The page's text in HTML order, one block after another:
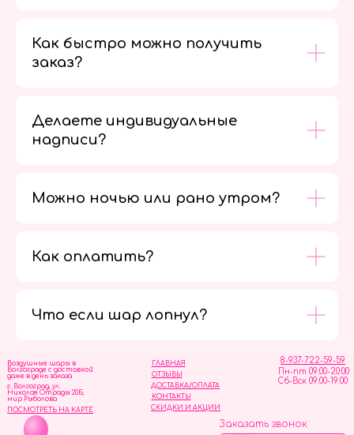
Как быстро можно получить
заказ?
Делаете индивидуальные
надписи?
Можно ночью или рано утром?
Как оплатить?
Что если шар лопнул?
ОТЗЫВЫ
ГЛАВНАЯ
ДОСТАВКА/ОПЛАТА
СКИДКИ И АКЦИИ
КОНТАКТЫ
8-937-722-59-59
Пн-пт 09:00-20:00
Сб-Вск 09:00-19:00
Воздушные шары в
Волгограде с доставкой
даже в день заказа
Заказать звонок
г. Волгоград, ул.
Николая Отрады 20Б,
мир Рыболова
ПОСМОТРЕТЬ НА КАРТЕ